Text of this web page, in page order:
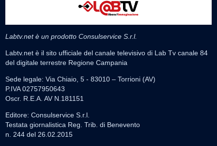
Labtv.net è un prodotto Consulservice S.r.l.
Labtv.net è il sito ufficiale del canale televisivo di Lab Tv canale 84
del digitale terrestre Regione Campania
Sede legale: Via Chiaio, 5 - 83010 – Torrioni (AV)
P.IVA 02757950643
Oscr. R.E.A. AV N.181151
Editore: Consulservice S.r.l.
Testata giornalistica Reg. Trib. di Benevento
n. 244 del 26.02.2015